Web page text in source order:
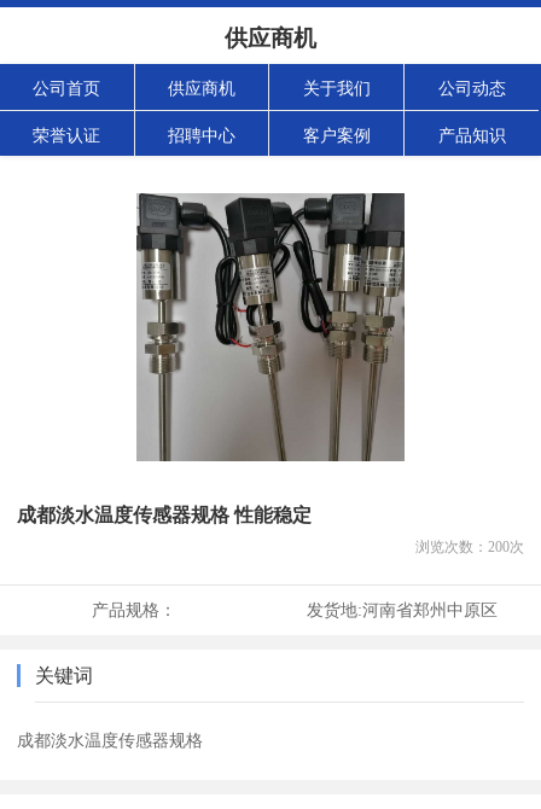
供应商机
公司首页 供应商机 关于我们 公司动态
荣誉认证 招聘中心 客户案例 产品知识
成都淡水温度传感器规格 性能稳定
浏览次数： 200次
产品规格： 发货地:河南省郑州中原区
关键词
成都淡水温度传感器规格